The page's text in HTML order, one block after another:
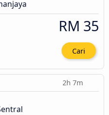
RM 35
Cari
2h 7m